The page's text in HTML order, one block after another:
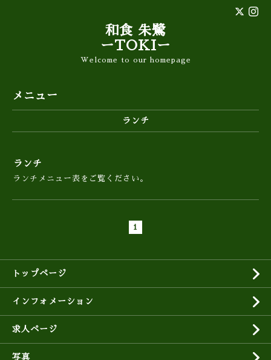
和食 朱鷺
ーTOKIー
Welcome to our homepage
メニュー
ランチ
ランチ
ランチメニュー表をご覧ください。
1
トップページ
インフォメーション
求人ページ
写真